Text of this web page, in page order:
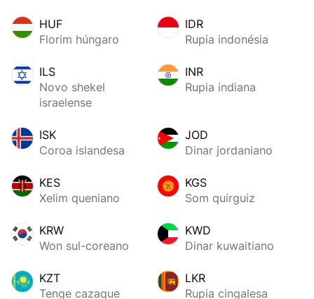
HUF
Florim húngaro
IDR
Rupia indonésia
ILS
Novo shekel
israelense
INR
Rupia indiana
ISK
Coroa islandesa
JOD
Dinar jordaniano
KES
Xelim queniano
KGS
Som quirguiz
KRW
Won sul-coreano
KWD
Dinar kuwaitiano
KZT
Tenge cazaque
LKR
Rupia cingalesa